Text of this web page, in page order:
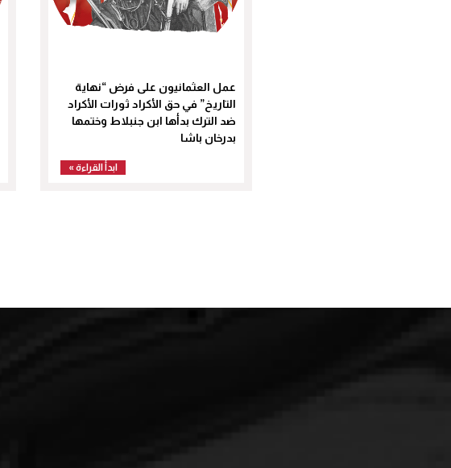
عمل العثمانيون على فرض “نهاية
التاريخ” في حق الأكراد ثورات الأكراد
ضد الترك بدأها ابن جنبلاط وختمها
بدرخان باشا
ابدأ القراءة »